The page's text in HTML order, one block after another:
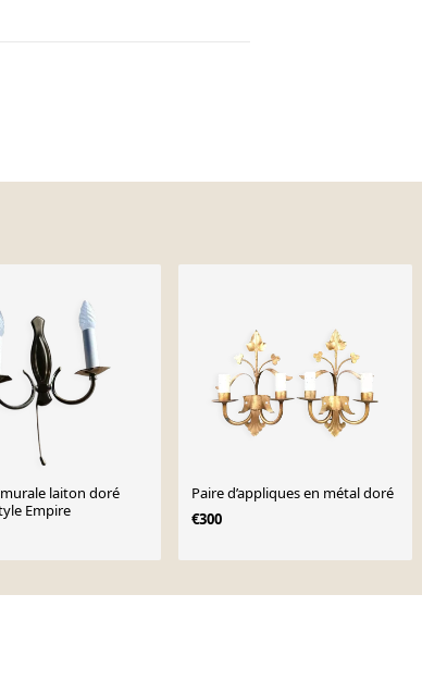
laiton doré
Empire
Paire d’appliques en métal doré
€300